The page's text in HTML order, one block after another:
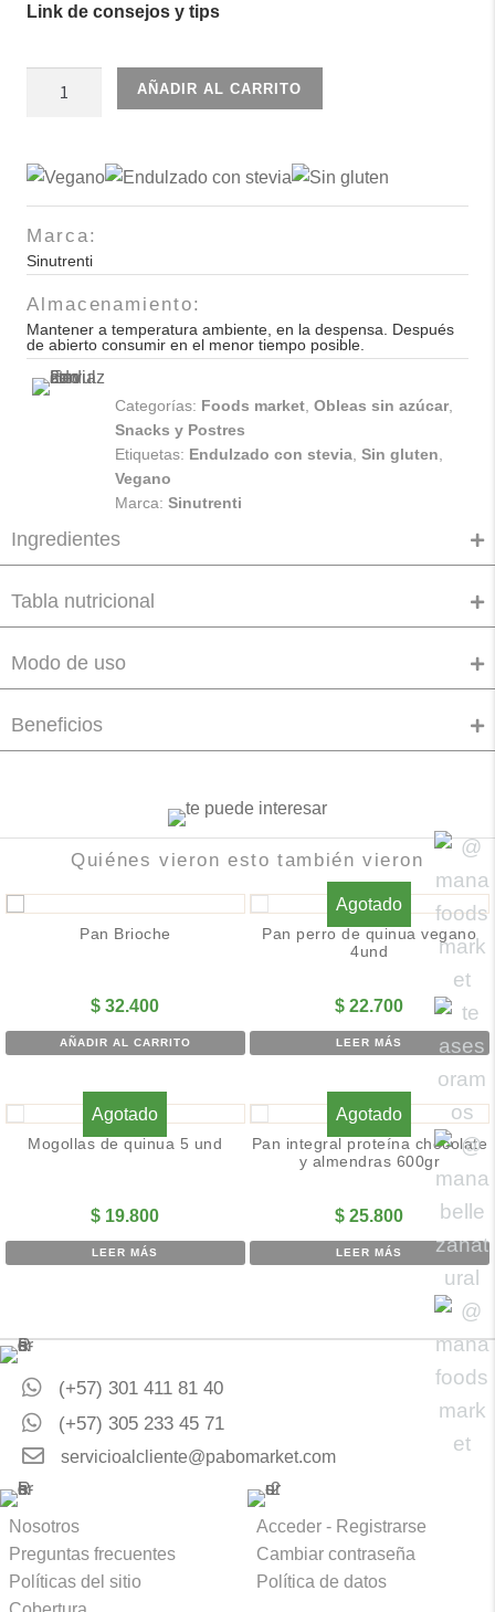
Link de consejos y tips
Coco
Sinutrenti
cantidad
AÑADIR AL CARRITO
Marca:
Sinutrenti
Almacenamiento:
Mantener a temperatura ambiente, en la despensa. Después
de abierto consumir en el menor tiempo posible.
Categorías: Foods market Obleas sin azúcar,
Snacks y Postres
Etiquetas: Endulzado con stevia Sin gluten
Vegano
Marca: Sinutrenti
Ingredientes
Tabla nutricional
Modo de uso
Beneficios
Quiénes vieron esto también vieron
Pan Brioche
$ 32.400
AÑADIR AL CARRITO
Agotado
Pan perro de quinua vegano
4und
$ 22.700
LEER MÁS
Agotado
Mogollas de quinua 5 und
$ 19.800
LEER MÁS
Agotado
Pan integral proteína chocolate
y almendras 600gr
$ 25.800
LEER MÁS
(+57) 301 411 81 40
(+57) 305 233 45 71
servicioalcliente@pabomarket.com
Nosotros
Preguntas frecuentes
Políticas del sitio
Acceder - Registrarse
Cambiar contraseña
Política de datos